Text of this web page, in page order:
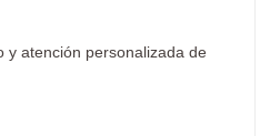
y atención personalizada de